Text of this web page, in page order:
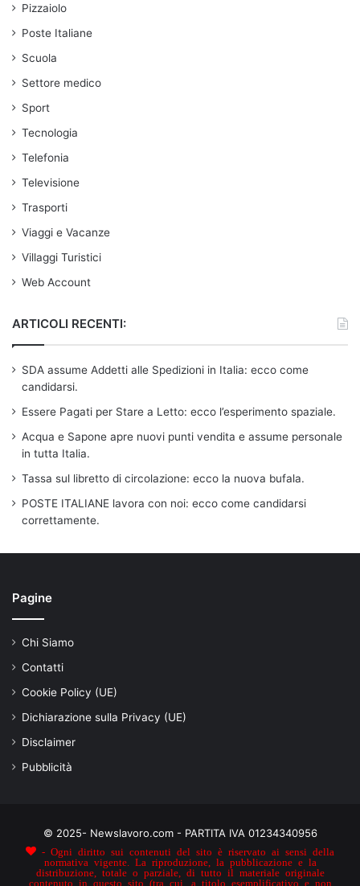
Pizzaiolo
Poste Italiane
Scuola
Settore medico
Sport
Tecnologia
Telefonia
Televisione
Trasporti
Viaggi e Vacanze
Villaggi Turistici
Web Account
ARTICOLI RECENTI:
SDA assume Addetti alle Spedizioni in Italia: ecco come
candidarsi.
Essere Pagati per Stare a Letto: ecco l’esperimento spaziale.
Acqua e Sapone apre nuovi punti vendita e assume personale
in tutta Italia.
Tassa sul libretto di circolazione: ecco la nuova bufala.
POSTE ITALIANE lavora con noi: ecco come candidarsi
correttamente.
Pagine
Chi Siamo
Contatti
Cookie Policy (UE)
Dichiarazione sulla Privacy (UE)
Disclaimer
Pubblicità
© 2025- Newslavoro.com - PARTITA IVA 01234340956
- Ogni diritto sui contenuti del sito è riservato ai sensi della
normativa vigente. La riproduzione, la pubblicazione e la
distribuzione, totale o parziale, di tutto il materiale originale
contenuto in questo sito (tra cui, a titolo esemplificativo e non